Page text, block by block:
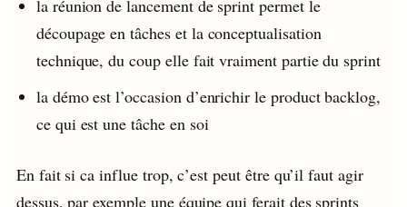
la réunion de lancement de sprint permet le
découpage en tâches et la conceptualisation
technique, du coup elle fait vraiment partie du sprint
la démo est l’occasion d’enrichir le product backlog,
ce qui est une tâche en soi
En fait si ca influe trop, c’est peut être qu’il faut agir
dessus, par exemple une équipe qui ferait des sprints